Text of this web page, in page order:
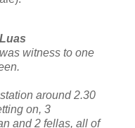
witness to one
around 2.30
on, 3
and 2 fellas, all of